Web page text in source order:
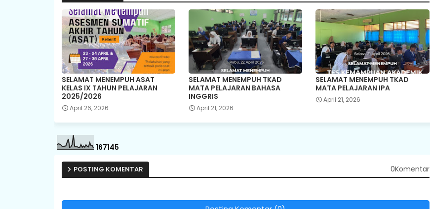
SELAMAT MENEMPUH ASAT
KELAS IX TAHUN PELAJARAN
2025/2026
April 26, 2026
SELAMAT MENEMPUH TKAD
MATA PELAJARAN BAHASA
INGGRIS
April 21, 2026
SELAMAT MENEMPUH TKAD
MATA PELAJARAN IPA
April 21, 2026
167145
POSTING KOMENTAR 0Komentar